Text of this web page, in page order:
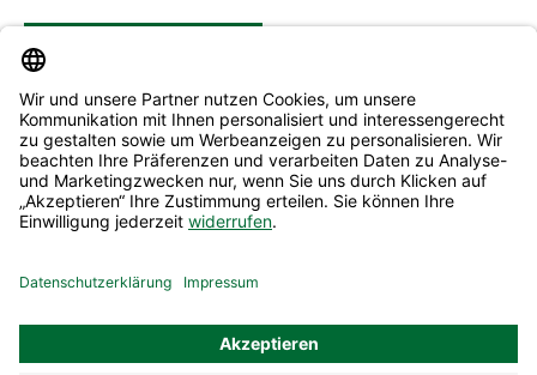
Service & Beratung
Informationen
Alle Preise inkl. gesetzl. Mehrwertsteuer zzgl.Versandkosten